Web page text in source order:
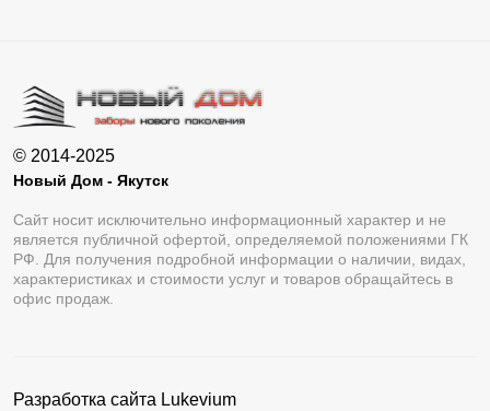
© 2014-2025
Новый Дом - Якутск
Сайт носит исключительно информационный характер и не
является публичной офертой, определяемой положениями ГК
РФ. Для получения подробной информации о наличии, видах,
характеристиках и стоимости услуг и товаров обращайтесь в
офис продаж.
Разработка сайта Lukevium